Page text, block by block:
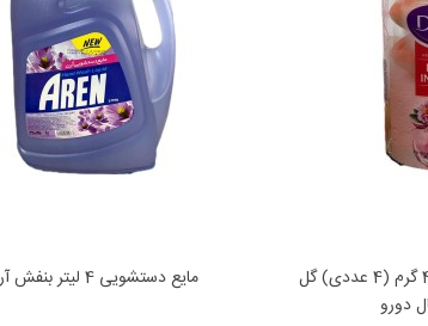
صابون دست و صورت 400 گرم (4 عددی) گل
دورو
افزودن به محبوب‌ها
مایع دستشویی 4 لیتر بنفش آرن